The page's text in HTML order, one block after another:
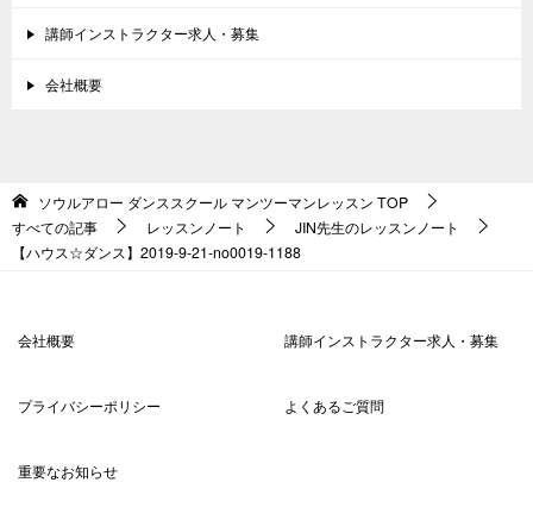
講師インストラクター求人・募集
会社概要
ソウルアロー ダンススクール マンツーマンレッスン TOP
すべての記事
レッスンノート
JIN先生のレッスンノート
【ハウス☆ダンス】2019-9-21-no0019-1188
会社概要 講師インストラクター求人・募集
プライバシーポリシー よくあるご質問
重要なお知らせ